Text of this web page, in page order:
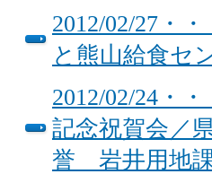
2012/02/27・
と熊山給食セ
2012/02/24・
記念祝賀会／
誉 岩井用地